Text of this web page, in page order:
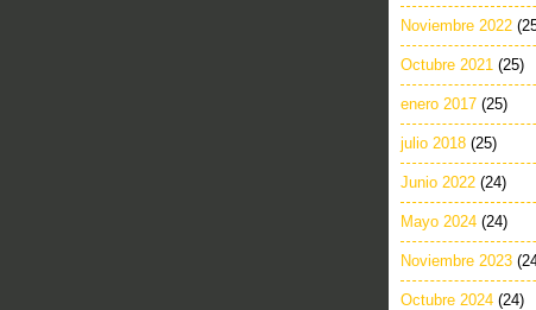
Noviembre 2022
Octubre 2021 (25)
enero 2017 (25)
julio 2018 (25)
Junio 2022 (24)
Mayo 2024 (24)
Noviembre 2023
Octubre 2024 (24)